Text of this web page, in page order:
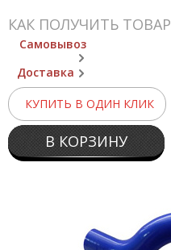
КАК ПОЛУЧИТЬ ТОВАР
Самовывоз
Доставка
КУПИТЬ В ОДИН КЛИК
В КОРЗИНУ